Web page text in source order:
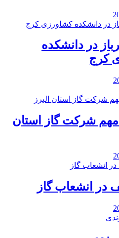
در دانشکده
کرج
مهم شرکت گاز استان
در انشعاب گاز